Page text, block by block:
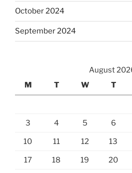
October 2024
September 2024
August
M
T W T
3 4 5 6
10 11 12 13
17 18 19 20